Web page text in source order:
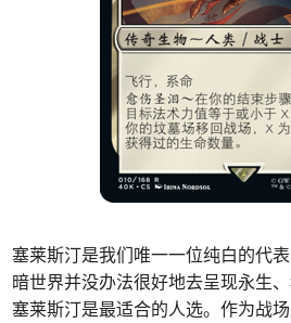
塞莱斯汀是我们唯一一位纯白的代表
暗世界并没办法很好地去呈现永生
塞莱斯汀是最适合的人选。作为战